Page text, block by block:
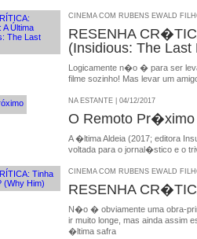
CINEMA COM RUBENS EWALD
RESENHA
(Insidious: The Last
Logicamente n�o � para ser
filme sozinho! Mas levar um
NA ESTANTE | 04/12/2017
O Remoto Pr�ximo
A �ltima Aldeia (2017; editora
voltada para o jornal�stico e o
CINEMA COM RUBENS EWALD
RESENHA
N�o � obviamente uma obra-
ir muito longe, mas ainda assim
�ltima safra